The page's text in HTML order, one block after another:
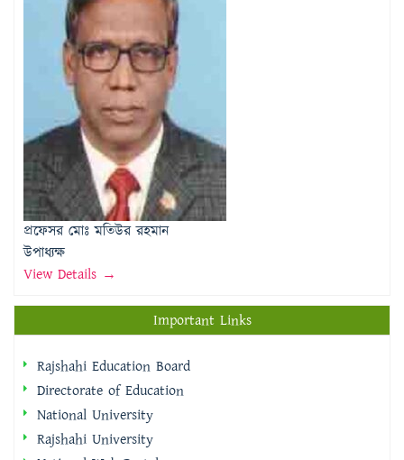
প্রফেসর মোঃ মতিউর রহমান
উপাধ্যক্ষ
View Details →
Rajshahi Education Board
Directorate of Education
Rajshahi University
National Web Portal
Rajshahi Division Portal
Rajshahi City Corporation